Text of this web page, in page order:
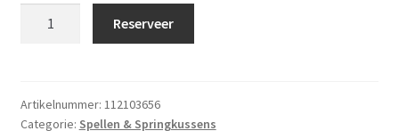
Reserveer
Artikelnummer: 112103656
Categorie: Spellen & Springkussens